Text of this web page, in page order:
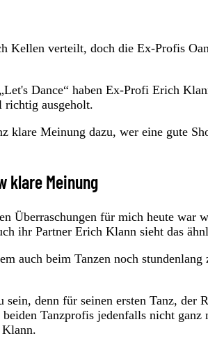
Kellen verteilt, doch die Ex-Profis
Dance“ haben Ex-Profi Erich
richtig ausgeholt.
klare Meinung dazu, wer eine gute
klare Meinung
Überraschungen für mich heute war
ihr Partner Erich Klann sieht das
auch beim Tanzen noch stundenlang
denn für seinen ersten Tanz, der
Tanzprofis jedenfalls nicht ganz
Klann.